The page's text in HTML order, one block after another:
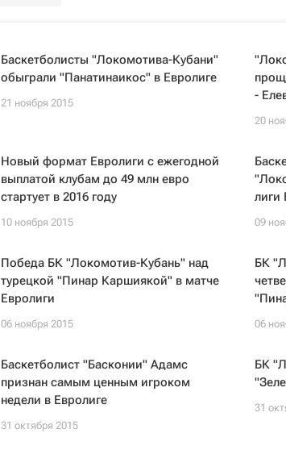
Баскетболисты "Локомотива-Кубани"
обыграли "Панатинаикос" в Евролиге
21 ноября 2015
-
20
Новый формат Евролиги с ежегодной
выплатой клубам до 49 млн евро
стартует в 2016 году
10 ноября 2015
лиги
09
Победа БК "Локомотив-Кубань" над
турецкой "Пинар Каршиякой" в матче
Евролиги
06 ноября 2015
БК
06
Баскетболист "Басконии" Адамс
признан самым ценным игроком
недели в Евролиге
31 октября 2015
БК
31